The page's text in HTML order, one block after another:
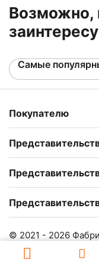
Возможно,
Самые
Покупателю
© 2021 - 2026